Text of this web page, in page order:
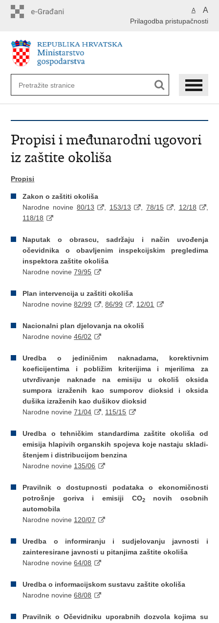
A A
Prilagodba pristupačnosti
Propisi i međunarodni ugovori
iz zaštite okoliša
Propisi
Zakon o zaštiti okoliša
Narodne novine80/13 153/13 , 78/15 , 12/18
,
118/18
Naputak o obrascu, sadržaju i način uvođenja
očevidnika o obavljenim inspekcijskim pregledima
inspektora zaštite okoliša
Narodne novine79/95
Plan intervencija u zaštiti okoliša
Narodne novine82/99 ,86/99 12/01
Nacionalni plan djelovanja na okoliš
Narodne novine46/02
Uredba o jediničnim naknadama, korektivnim
koeficijentima i pobližim kriterijima i mjerilima za
utvrđivanje naknade na emisiju u okoliš oksida
sumpora izraženih kao sumporov dioksid i oksida
dušika izraženih kao dušikov dioksid
Narodne novine71/04 115/15
Uredba o tehničkim standardima zaštite okoliša od
emi­sija hlapivih organskih spojeva koje nastaju skladi­
štenjem i distribucijom benzina
Narodne novine 135/06
Pravilnik o dostupnosti podataka o ekonomičnosti
potrošnje goriva i emisiji CO2novih osobnih
automobila
Narodne novine 120/07
Uredba o informiranju i sudjelovanju javnosti i
zainteresirane javnosti u pitanjima zaštite okoliša
Narodne novine64/08
Uredba o informacijskom sustavu zaštite okoliša
Narodne novine68/08
Pravilnik o Očevidniku uporabnih dozvola kojima su